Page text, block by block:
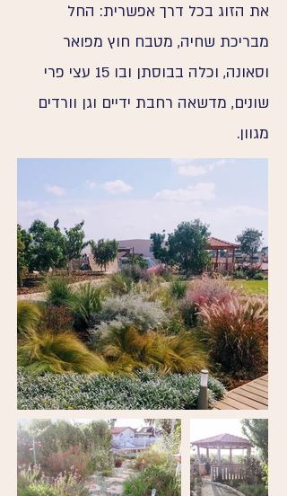
את הזוג בכל דרך אפשרית: החל
מבריכת שחיה, מטבח חוץ מפואר
וסאונה, וכלה בבוסתן ובו 15 עצי פרי
שונים, מדשאה רחבת ידיים וגן וורדים
מגוון.